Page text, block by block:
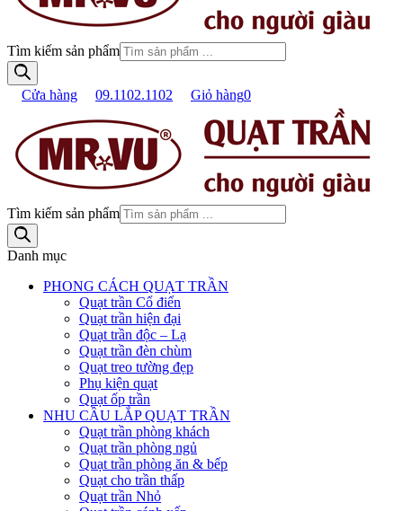
Tìm kiếm sản phẩm
Cửa hàng 09.1102.1102 Giỏ hàng0
Tìm kiếm sản phẩm
Danh mục
PHONG CÁCH QUẠT TRẦN
Quạt trần Cổ điển
Quạt trần hiện đại
Quạt trần độc – Lạ
Quạt trần đèn chùm
Quạt treo tường đẹp
Phụ kiện quạt
Quạt ốp trần
NHU CẦU LẮP QUẠT TRẦN
Quạt trần phòng khách
Quạt trần phòng ngủ
Quạt trần phòng ăn & bếp
Quạt cho trần thấp
Quạt trần Nhỏ